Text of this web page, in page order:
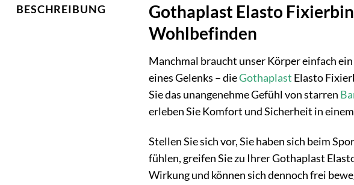
BESCHREIBUNG
Gothaplast Elasto
Wohlbefinden
Manchmal braucht unser Körper einfach
eines Gelenks – dieGothaplast Elasto
Sie das unangenehme Gefühl von starren
erleben Sie Komfort und Sicherheit in
Stellen Sie sich vor, Sie haben sich beim
fühlen, greifen Sie zu Ihrer Gothaplast
Wirkung und können sich dennoch frei